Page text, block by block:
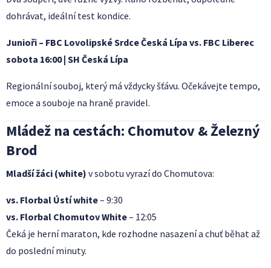
dohrávat, ideální test kondice.
Junioři – FBC Lovolipské Srdce Česká Lípa vs. FBC Liberec
sobota 16:00 | SH Česká Lípa
Regionální souboj, který má vždycky šťávu. Očekávejte tempo,
emoce a souboje na hraně pravidel.
Mládež na cestách: Chomutov & Železný
Brod
Mladší žáci (white) v sobotu vyrazí do Chomutova:
vs. Florbal Ústí white– 9:30
vs. Florbal Chomutov White– 12:05
Čeká je herní maraton, kde rozhodne nasazení a chuť běhat až
do poslední minuty.